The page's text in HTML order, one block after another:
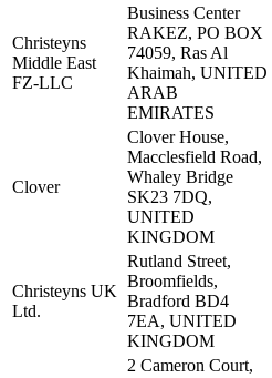
Christeyns
Middle East
FZ-LLC
Business Center
RAKEZ, PO BOX
74059, Ras Al
Khaimah, UNITED
ARAB
EMIRATES
Clover
Clover House,
Macclesfield Road,
Whaley Bridge
SK23 7DQ,
UNITED
KINGDOM
Christeyns UK
Ltd.
Rutland Street,
Broomfields,
Bradford BD4
7EA, UNITED
KINGDOM
2 Cameron Court,